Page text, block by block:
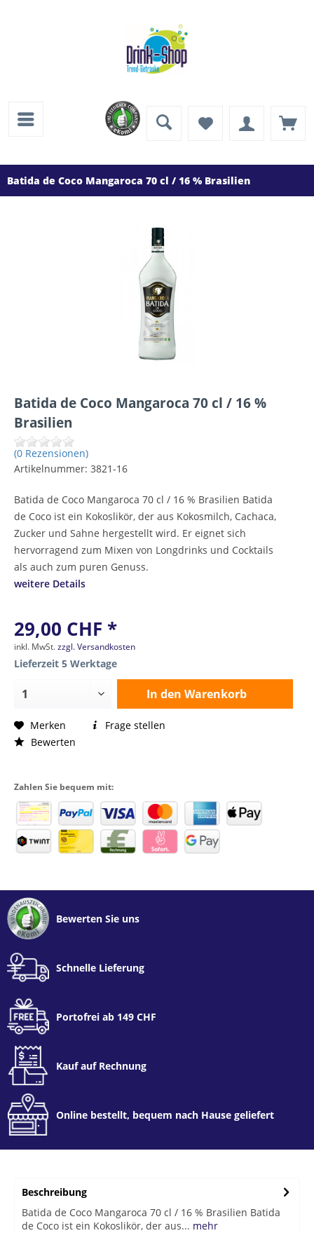
Batida de Coco Mangaroca 70 cl / 16 % Brasilien
Batida de Coco Mangaroca 70 cl / 16 %
Brasilien
(0 Rezensionen)
Artikelnummer: 3821-16
Batida de Coco Mangaroca 70 cl / 16 % Brasilien Batida
de Coco ist ein Kokoslikör, der aus Kokosmilch, Cachaca,
Zucker und Sahne hergestellt wird. Er eignet sich
hervorragend zum Mixen von Longdrinks und Cocktails
als auch zum puren Genuss.
weitere Details
29,00 CHF *
inkl. MwSt.zzgl. Versandkosten
Lieferzeit 5 Werktage
In den Warenkorb
Merken
Bewerten
Frage stellen
Zahlen Sie bequem mit:
Bewerten Sie uns
Schnelle Lieferung
Portofrei ab 149 CHF
Kauf auf Rechnung
Online bestellt, bequem nach Hause geliefert
Beschreibung
Batida de Coco Mangaroca 70 cl / 16 % Brasilien Batida
de Coco ist ein Kokoslikör, der aus... mehr